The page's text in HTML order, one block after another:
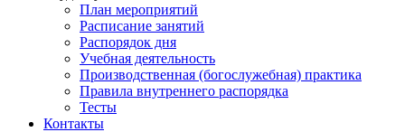
План мероприятий
Расписание занятий
Распорядок дня
Учебная деятельность
Производственная (богослужебная) практика
Правила внутреннего распорядка
Тесты
Контакты